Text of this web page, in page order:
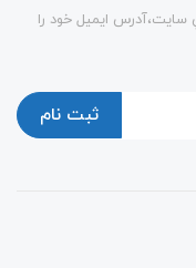
سايت،آدرس ایمیل خود را
ثبت نام